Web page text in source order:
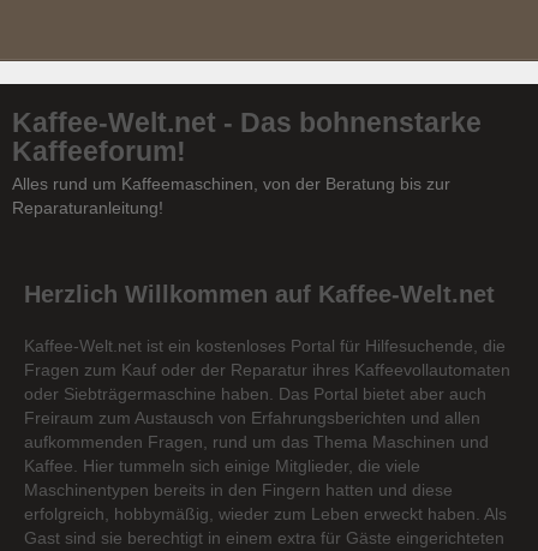
Kaffee-Welt.net - Das bohnenstarke
Kaffeeforum!
Alles rund um Kaffeemaschinen, von der Beratung bis zur
Reparaturanleitung!
Herzlich Willkommen auf Kaffee-Welt.net
Kaffee-Welt.net ist ein kostenloses Portal für Hilfesuchende, die
Fragen zum Kauf oder der Reparatur ihres Kaffeevollautomaten
oder Siebträgermaschine haben. Das Portal bietet aber auch
Freiraum zum Austausch von Erfahrungsberichten und allen
aufkommenden Fragen, rund um das Thema Maschinen und
Kaffee. Hier tummeln sich einige Mitglieder, die viele
Maschinentypen bereits in den Fingern hatten und diese
erfolgreich, hobbymäßig, wieder zum Leben erweckt haben. Als
Gast sind sie berechtigt in einem extra für Gäste eingerichteten